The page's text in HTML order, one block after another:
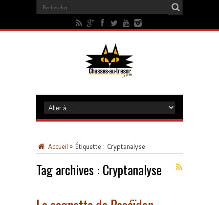
Accueil » Étiquette : Cryptanalyse
Tag archives : Cryptanalyse